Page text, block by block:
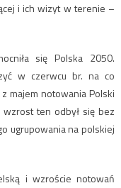
i ich wizyt w terenie –
się Polska 2050.
w czerwcu br. na co
majem notowania Polski
wzrost ten odbył się bez
ugrupowania na polskiej
i wzroście notowań